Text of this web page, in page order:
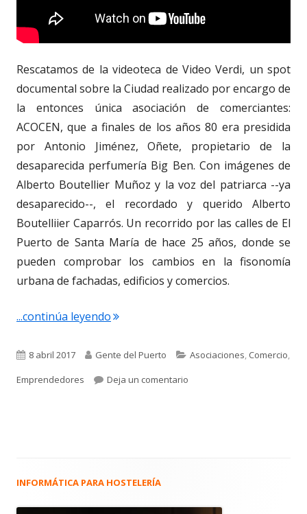
Rescatamos de la videoteca de Video Verdi, un spot
documental sobre la Ciudad realizado por encargo de
la entonces única asociación de comerciantes:
ACOCEN, que a finales de los años 80 era presidida
por Antonio Jiménez, Oñete, propietario de la
desaparecida perfumería Big Ben. Con imágenes de
Alberto Boutellier Muñoz y la voz del patriarca --ya
desaparecido--, el recordado y querido Alberto
Boutelliier Caparrós. Un recorrido por las calles de El
Puerto de Santa María de hace 25 años, donde se
pueden comprobar los cambios en la fisonomía
urbana de fachadas, edificios y comercios.
...continúa leyendo"3.121. Documental de finales de los
Publicado
el
8 abril 2017 Autor
Gente del Puerto Categorías
Asociaciones, Comercio,
Emprendedores
Deja un comentario
Barra
INFORMÁTICA PARA HOSTELERÍA